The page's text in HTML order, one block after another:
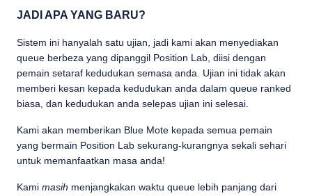
JADI APA YANG BARU?
Sistem ini hanyalah satu ujian, jadi kami akan menyediakan
queue berbeza yang dipanggil Position Lab, diisi dengan
pemain setaraf kedudukan semasa anda. Ujian ini tidak akan
memberi kesan kepada kedudukan anda dalam queue ranked
biasa, dan kedudukan anda selepas ujian ini selesai.
Kami akan memberikan Blue Mote kepada semua pemain
yang bermain Position Lab sekurang-kurangnya sekali sehari
untuk memanfaatkan masa anda!
Kami masih menjangkakan waktu queue lebih panjang dari